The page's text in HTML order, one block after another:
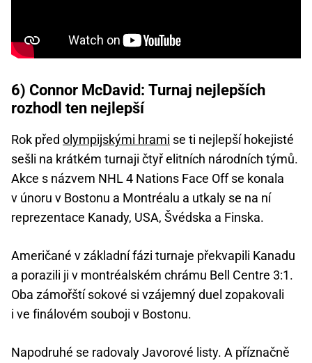
6) Connor McDavid: Turnaj nejlepších
rozhodl ten nejlepší
Rok před olympijskými hrami se ti nejlepší hokejisté
sešli na krátkém turnaji čtyř elitních národních týmů.
Akce s názvem NHL 4 Nations Face Off se konala
v únoru v Bostonu a Montréalu a utkaly se na ní
reprezentace Kanady, USA, Švédska a Finska.
Američané v základní fázi turnaje překvapili Kanadu
a porazili ji v montréalském chrámu Bell Centre 3:1.
Oba zámořští sokové si vzájemný duel zopakovali
i ve finálovém souboji v Bostonu.
Napodruhé se radovaly Javorové listy. A příznačně